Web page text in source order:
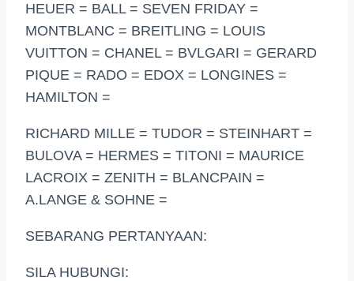
HEUER = BALL = SEVEN FRIDAY =
MONTBLANC = BREITLING = LOUIS
VUITTON = CHANEL = BVLGARI = GERARD
PIQUE = RADO = EDOX = LONGINES =
HAMILTON =
RICHARD MILLE = TUDOR = STEINHART =
BULOVA = HERMES = TITONI = MAURICE
LACROIX = ZENITH = BLANCPAIN =
A.LANGE & SOHNE =
SEBARANG PERTANYAAN:
SILA HUBUNGI: